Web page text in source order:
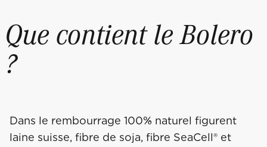
Que contient le Bolero
?
Dans le rembourrage 100% naturel figurent
laine suisse, fibre de soja, fibre SeaCell® et